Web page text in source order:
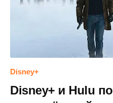
Disney+
Disney+ и Hulu